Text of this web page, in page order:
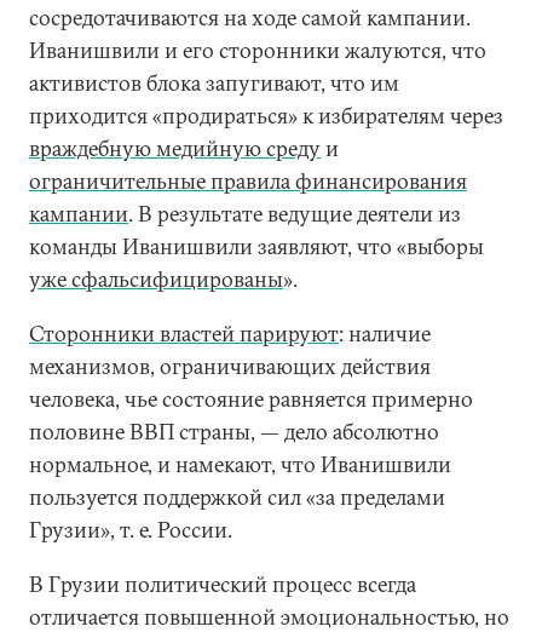
сосредотачиваются на ходе самой кампании.
Иванишвили и его сторонники жалуются, что
активистов блока запугивают, что им
приходится «продираться» к избирателям через
враждебную медийную средуи
ограничительные правила финансирования
кампании. В результате ведущие деятели из
команды Иванишвили заявляют, что «выборы
уже сфальсифицированы».
Сторонники властей парируют: наличие
механизмов, ограничивающих действия
человека, чье состояние равняется примерно
половине ВВП страны, — дело абсолютно
нормальное, и намекают, что Иванишвили
пользуется поддержкой сил «за пределами
Грузии», т. е. России.
В Грузии политический процесс всегда
отличается повышенной эмоциональностью, но